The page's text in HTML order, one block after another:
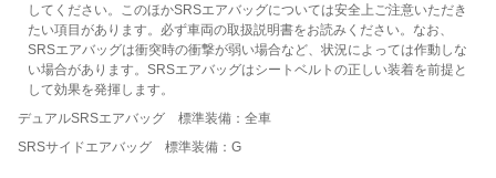
してください。このほかSRSエアバッグについては安全上ご注意いただき
たい項目があります。必ず車両の取扱説明書をお読みください。なお、
SRSエアバッグは衝突時の衝撃が弱い場合など、状況によっては作動しな
い場合があります。SRSエアバッグはシートベルトの正しい装着を前提と
して効果を発揮します。
デュアルSRSエアバッグ 標準装備：全車
SRSサイドエアバッグ 標準装備：G